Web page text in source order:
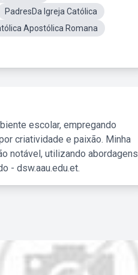
PadresDa Igreja Católica
Apostólica Romana
escolar, empregando
criatividade e paixão. Minha
notável, utilizando abordagens
- dsw.aau.edu.et.